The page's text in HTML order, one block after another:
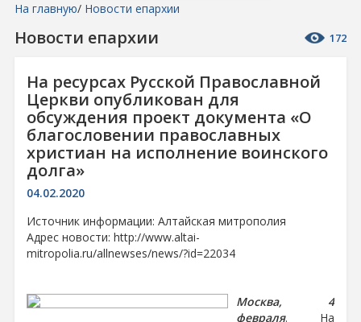
На главную/ Новости епархии
Новости епархии 172
На ресурсах Русской Православной
Церкви опубликован для
обсуждения проект документа «О
благословении православных
христиан на исполнение воинского
долга»
04.02.2020
Источник информации: Алтайская митрополия
Адрес новости: http://www.altai-
mitropolia.ru/allnewses/news/?id=22034
Москва, 4
февраля. На